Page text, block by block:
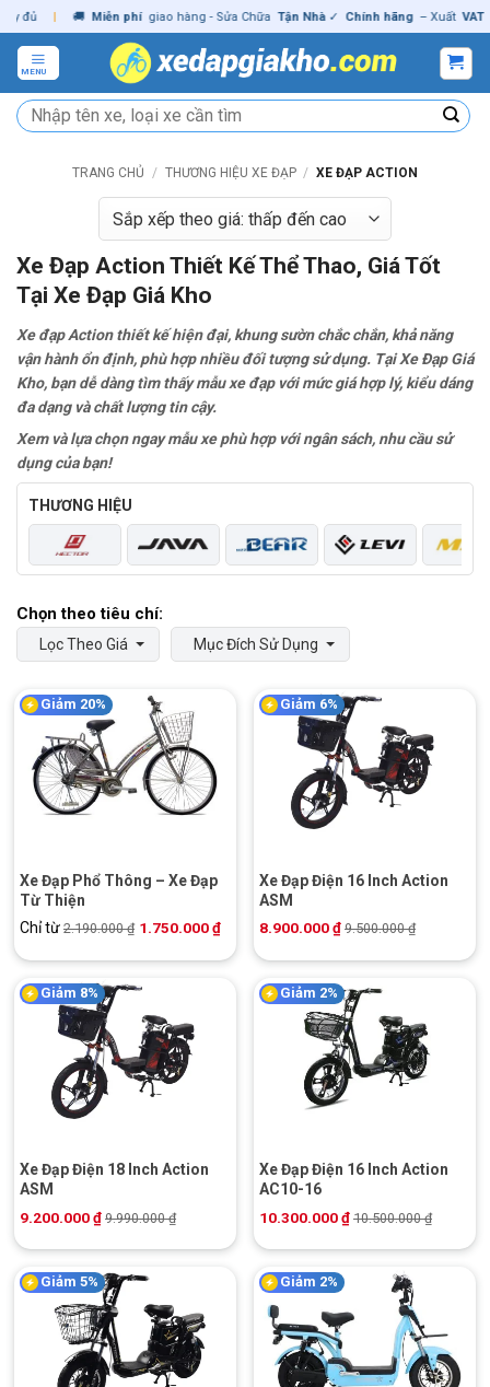
Skip
to
content
| 🚚 Miễn phí giao hàng - Sửa Chữa Tận Nhà ✓ Chính hãng – Xuất VAT đầy
MENU
Tìm
kiếm:
TRANG CHỦ / THƯƠNG HIỆU XE ĐẠP / XE ĐẠP ACTION
Xe Đạp Action Thiết Kế Thể Thao, Giá Tốt
Tại Xe Đạp Giá Kho
Xe đạp Action thiết kế hiện đại, khung sườn chắc chắn, khả năng
vận hành ổn định, phù hợp nhiều đối tượng sử dụng. Tại Xe Đạp Giá
Kho, bạn dễ dàng tìm thấy mẫu xe đạp với mức giá hợp lý, kiểu dáng
đa dạng và chất lượng tin cậy.
Xem và lựa chọn ngay mẫu xe phù hợp với ngân sách, nhu cầu sử
dụng của bạn!
THƯƠNG HIỆU
Lọc Theo Giá Mục Đích Sử Dụng
Giảm 20%
Xe Đạp Phổ Thông – Xe Đạp
Từ Thiện
Chỉ từ 2.190.000₫ 1.750.000₫
Giảm 6%
Xe Đạp Điện 16 Inch Action
ASM
8.900.000₫ 9.500.000₫
Giảm 8%
Xe Đạp Điện 18 Inch Action
ASM
9.200.000₫ 9.990.000₫
Giảm 2%
Xe Đạp Điện 16 Inch Action
AC10-16
10.300.000₫ 10.500.000₫
Giảm 5% Giảm 2%